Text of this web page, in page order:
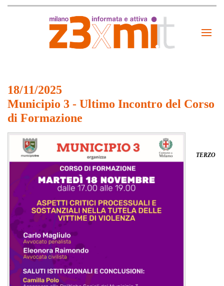
18/11/2025
Municipio 3 - Ultimo Incontro del Corso
di Formazione
TERZO